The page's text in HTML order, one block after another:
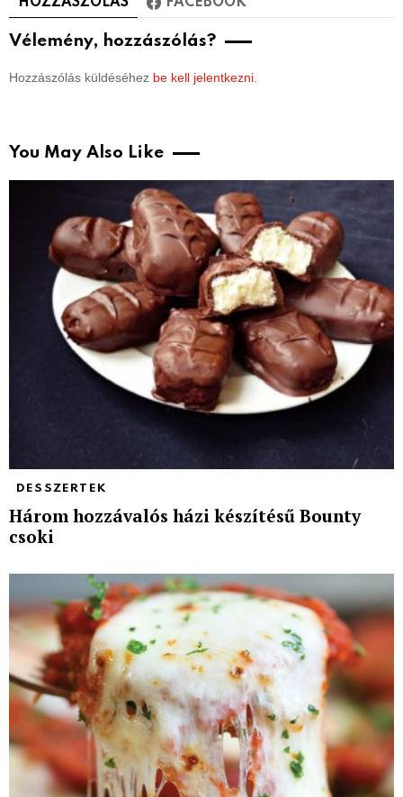
Vélemény, hozzászólás?
Hozzászólás küldéséhez be kell jelentkezni
You May Also Like
DESSZERTEK
Három hozzávalós házi készítésű Bounty
csoki